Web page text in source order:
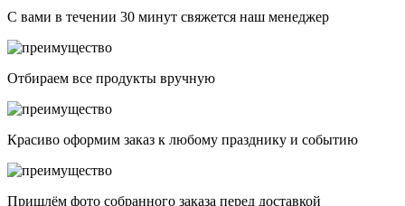
С вами в течении 30 минут свяжется наш менеджер
Отбираем все продукты вручную
Красиво оформим заказ к любому празднику и событию
Пришлём фото собранного заказа перед доставкой